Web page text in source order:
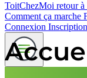
ToitChezMoi retour à
Comment ça marche
Connexion Inscription